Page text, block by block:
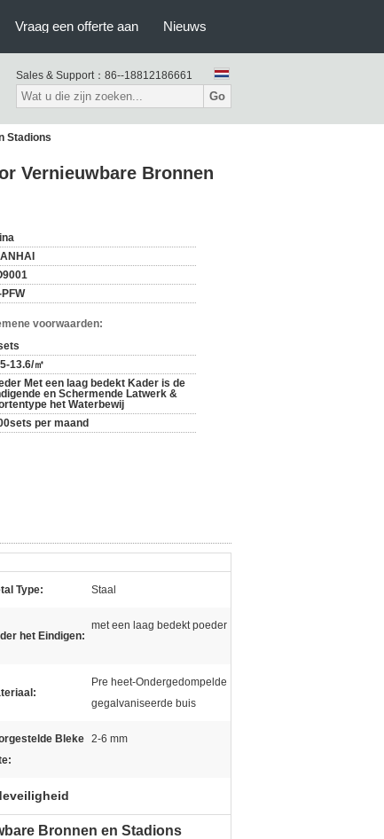
Vraag een offerte aan Nieuws
Sales & Support： 86--18812186661
Go
Stadions
Vernieuwbare Bronnen
voorwaarden:
13.6/㎡
Met een laag bedekt Kader is de
en Schermende Latwerk &
het Waterbewij
per maand
Type: Staal
het Eindigen:
met een laag bedekt poeder
Pre heet-Ondergedompelde
gegalvaniseerde buis
Bleke 2-6 mm
Bronnen en Stadions